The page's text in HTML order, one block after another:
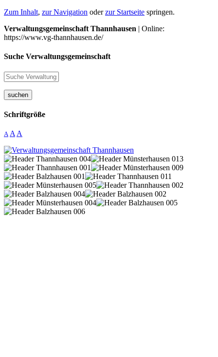
Zum Inhalt, zur Navigation oderzur Startseite springen.
Verwaltungsgemeinschaft Thannhausen | Online:
https://www.vg-thannhausen.de/
Suche Verwaltungsgemeinschaft
suchen
Schriftgröße
A A A